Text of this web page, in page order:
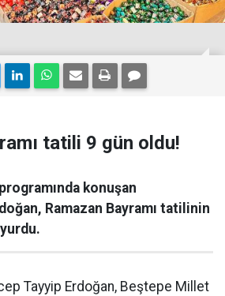
tatili 9 gün oldu!
konuşan
Ramazan Bayramı tatilinin
Tayyip Erdoğan, Beştepe Millet